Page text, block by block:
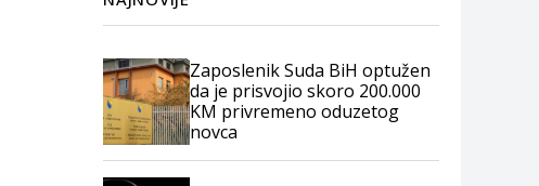
Zaposlenik Suda BiH optužen
da je prisvojio skoro 200.000
KM privremeno oduzetog
novca